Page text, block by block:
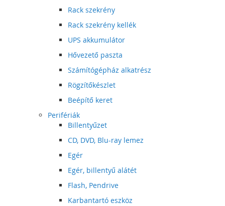
Rack szekrény
Rack szekrény kellék
UPS akkumulátor
Hővezető paszta
Számítógépház alkatrész
Rögzítőkészlet
Beépítő keret
Perifériák
Billentyűzet
CD, DVD, Blu-ray lemez
Egér
Egér, billentyű alátét
Flash, Pendrive
Karbantartó eszköz